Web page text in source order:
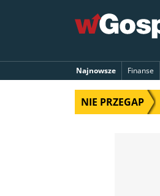
Najnowsze Finanse
NIE PRZEGAP